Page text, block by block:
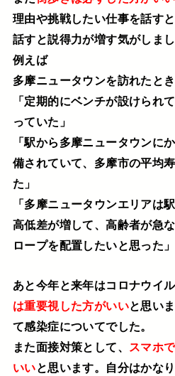
理由や挑戦したい仕事を話す
話すと説得力が増す気がしまし
例えば
多摩ニュータウンを訪れたとき
「定期的にベンチが設けられ
っていた」
「駅から多摩ニュータウンに
備されていて、多摩市の平均
た」
「多摩ニュータウンエリアは
高低差が増して、高齢者が急
ロープを配置したいと思った」
あと今年と来年はコロナウイ
は重要視した方がいいと思い
て感染症についてでした。
また面接対策として、 スマホ
いいと思います。自分はかな